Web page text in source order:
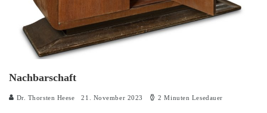
Nachbarschaft
Dr. Thorsten Heese 21. November 2023 2 Minuten Lesedauer